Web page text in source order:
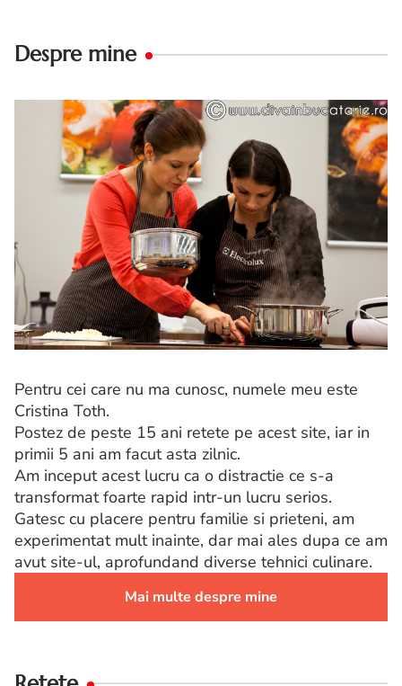
Despre mine
Pentru cei care nu ma cunosc, numele meu este
Cristina Toth.
Postez de peste 15 ani retete pe acest site, iar in
primii 5 ani am facut asta zilnic.
Am inceput acest lucru ca o distractie ce s-a
transformat foarte rapid intr-un lucru serios.
Gatesc cu placere pentru familie si prieteni, am
experimentat mult inainte, dar mai ales dupa ce am
avut site-ul, aprofundand diverse tehnici culinare.
Mai multe despre mine